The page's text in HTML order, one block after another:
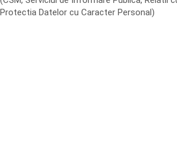
Protectia Datelor cu Caracter Personal)